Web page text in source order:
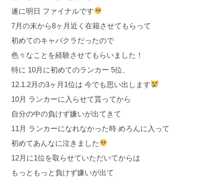
遂に明日 ファイナルです
7月の末から8ヶ月近く在籍させてもらって
初めてのキャバクラだったので
色々なことを経験させてもらいました！
特に 10月に初めてのランカー 5位、
12.1.2月の3ヶ月1位は 今でも思い出します
10月 ランカーに入らせて貰ってから
自分の中の負けず嫌いが出てきて
11月 ランカーになれなかった時 めろんに入って
初めてあんなに泣きました
12月に1位を取らせていただいてからは
もっともっと負けず嫌いが出て